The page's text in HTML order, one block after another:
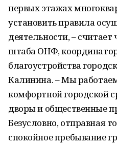
первых этажах
установить правила
деятельности, –
штаба ОНФ,
благоустройства
Калинина. – Мы
комфортной городской
дворы и общественные
Безусловно, отправная
спокойное пребывание